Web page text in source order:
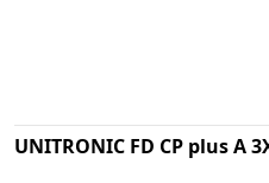
UNITRONIC FD CP plus A